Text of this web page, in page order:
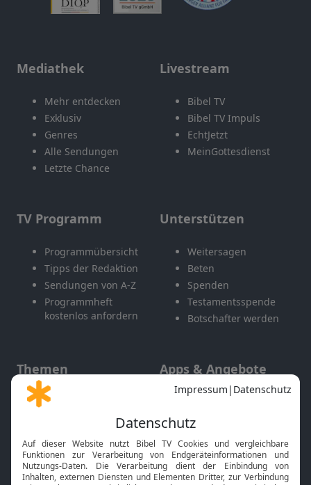
Mediathek
Mehr entdecken
Exklusiv
Genres
Alle Sendungen
Letzte Chance
Livestream
Bibel TV
Bibel TV Impuls
EchtJetzt
MeinGottesdienst
TV Programm
Programmübersicht
Tipps der Redaktion
Sendungen von A-Z
Programmheft
kostenlos anfordern
Unterstützen
Weitersagen
Beten
Spenden
Testamentsspende
Botschafter werden
Themen
Gott und Bibel erklärt
Neuigkeiten
Apps & Angebote
Mobile App
Smart TV
HbbTV